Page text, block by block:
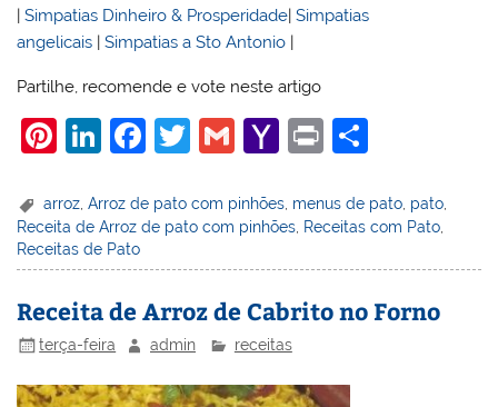
|Simpatias Dinheiro & Prosperidade|Simpatias
angelicais |Simpatias a Sto Antonio |
Partilhe, recomende e vote neste artigo
Pi
er
e
st
Li
k
e
dI
n
F
c
e
b
o
o
k
T
itt
er
G
ai
l
Y
h
o
o
M
ai
l
Pr
t
ar
e
arroz ,Arroz de pato com pinhões menus de pato pato
Receita de Arroz de pato com pinhões, Receitas com Pato,
Receitas de Pato
Receita de Arroz de Cabrito no Forno
terça-feira admin receitas